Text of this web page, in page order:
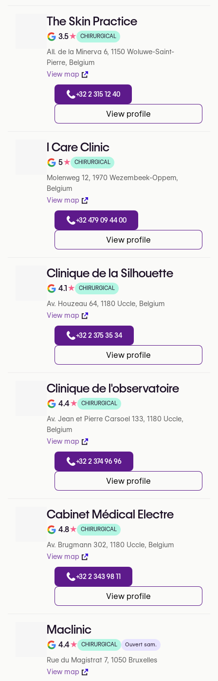
The Skin Practice
Note de 3.5 sur 5 sur Google
3.5★ CHIRURGICAL
All. de la Minerva 6, 1150 Woluwe-Saint-
Pierre, Belgium
View map
+32 2 315 12 40
View profile
I Care Clinic
Note de 5 sur 5 sur Google
5★ CHIRURGICAL
Molenweg 12, 1970 Wezembeek-Oppem,
Belgium
View map
+32 479 09 44 00
View profile
Clinique de la Silhouette
Note de 4.1 sur 5 sur Google
4.1★ CHIRURGICAL
Av. Houzeau 64, 1180 Uccle, Belgium
View map
+32 2 375 35 34
View profile
Clinique de l'observatoire
Note de 4.4 sur 5 sur Google
4.4★ CHIRURGICAL
Av. Jean et Pierre Carsoel 133, 1180 Uccle,
Belgium
View map
+32 2 374 96 96
View profile
Cabinet Médical Electre
Note de 4.8 sur 5 sur Google
4.8★ CHIRURGICAL
Av. Brugmann 302, 1180 Uccle, Belgium
View map
+32 2 343 98 11
View profile
Maclinic
Note de 4.4 sur 5 sur Google
4.4★ CHIRURGICAL Ouvert sam.
Rue du Magistrat 7, 1050 Bruxelles
View map